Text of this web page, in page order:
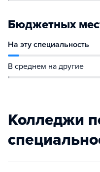
Бюджетных
На эту специальность
В среднем на другие
Колледжи